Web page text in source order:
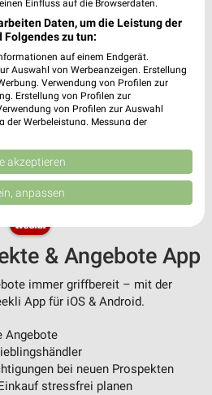
05 Mi 06 Do 07 Fr
& Angebote App
immer griffbereit – mit der
App für iOS & Android.
Angebote
bei neuen Prospekten
stressfrei planen
Einfluss auf die Browserdaten.
Daten, um die Leistung der
Folgendes zu tun:
auf einem Endgerät.
Auswahl von Werbeanzeigen. Erstellung
Verwendung von Profilen zur
Erstellung von Profilen zur
von Profilen zur Auswahl
der Werbeleistung. Messung der
Quellen. Entwicklung und
reduzierter Daten zur Auswahl
Union weitergegeben und in die
Anbieter)
zur Auswahl von
akzeptieren
anpassen